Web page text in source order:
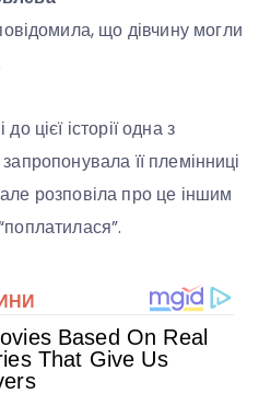
що дівчину могли
цієї історії одна з
її племінниці
розповіла про це іншим